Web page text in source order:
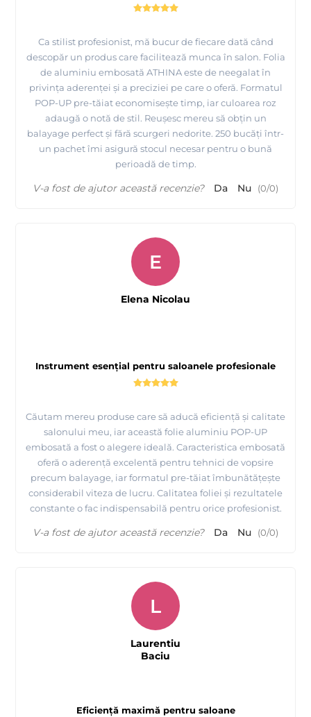
Ca stilist profesionist, mă bucur de fiecare dată când
descopăr un produs care facilitează munca în salon. Folia
de aluminiu embosată ATHINA este de neegalat în
privința aderenței și a preciziei pe care o oferă. Formatul
POP-UP pre-tăiat economisește timp, iar culoarea roz
adaugă o notă de stil. Reușesc mereu să obțin un
balayage perfect și fără scurgeri nedorite. 250 bucăți într-
un pachet îmi asigură stocul necesar pentru o bună
perioadă de timp.
V-a fost de ajutor această recenzie? Da Nu (0/0)
Instrument esențial pentru saloanele profesionale
Căutam mereu produse care să aducă eficiență și calitate
salonului meu, iar această folie aluminiu POP-UP
embosată a fost o alegere ideală. Caracteristica embosată
oferă o aderență excelentă pentru tehnici de vopsire
precum balayage, iar formatul pre-tăiat îmbunătățește
considerabil viteza de lucru. Calitatea foliei și rezultatele
constante o fac indispensabilă pentru orice profesionist.
E
Elena Nicolau
V-a fost de ajutor această recenzie? Da Nu (0/0)
Eficiență maximă pentru saloane
L
Laurentiu
Baciu